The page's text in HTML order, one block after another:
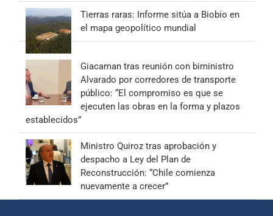
Tierras raras: Informe sitúa a Biobío en
el mapa geopolítico mundial
Giacaman tras reunión con biministro
Alvarado por corredores de transporte
público: “El compromiso es que se
ejecuten las obras en la forma y plazos
establecidos”
Ministro Quiroz tras aprobación y
despacho a Ley del Plan de
Reconstrucción: “Chile comienza
nuevamente a crecer”